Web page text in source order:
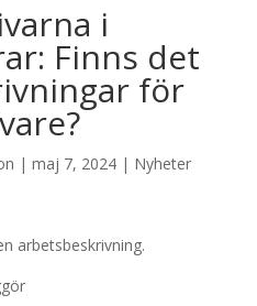
i
Finns det
för
| maj 7, 2024| Nyheter
arbetsbeskrivning.